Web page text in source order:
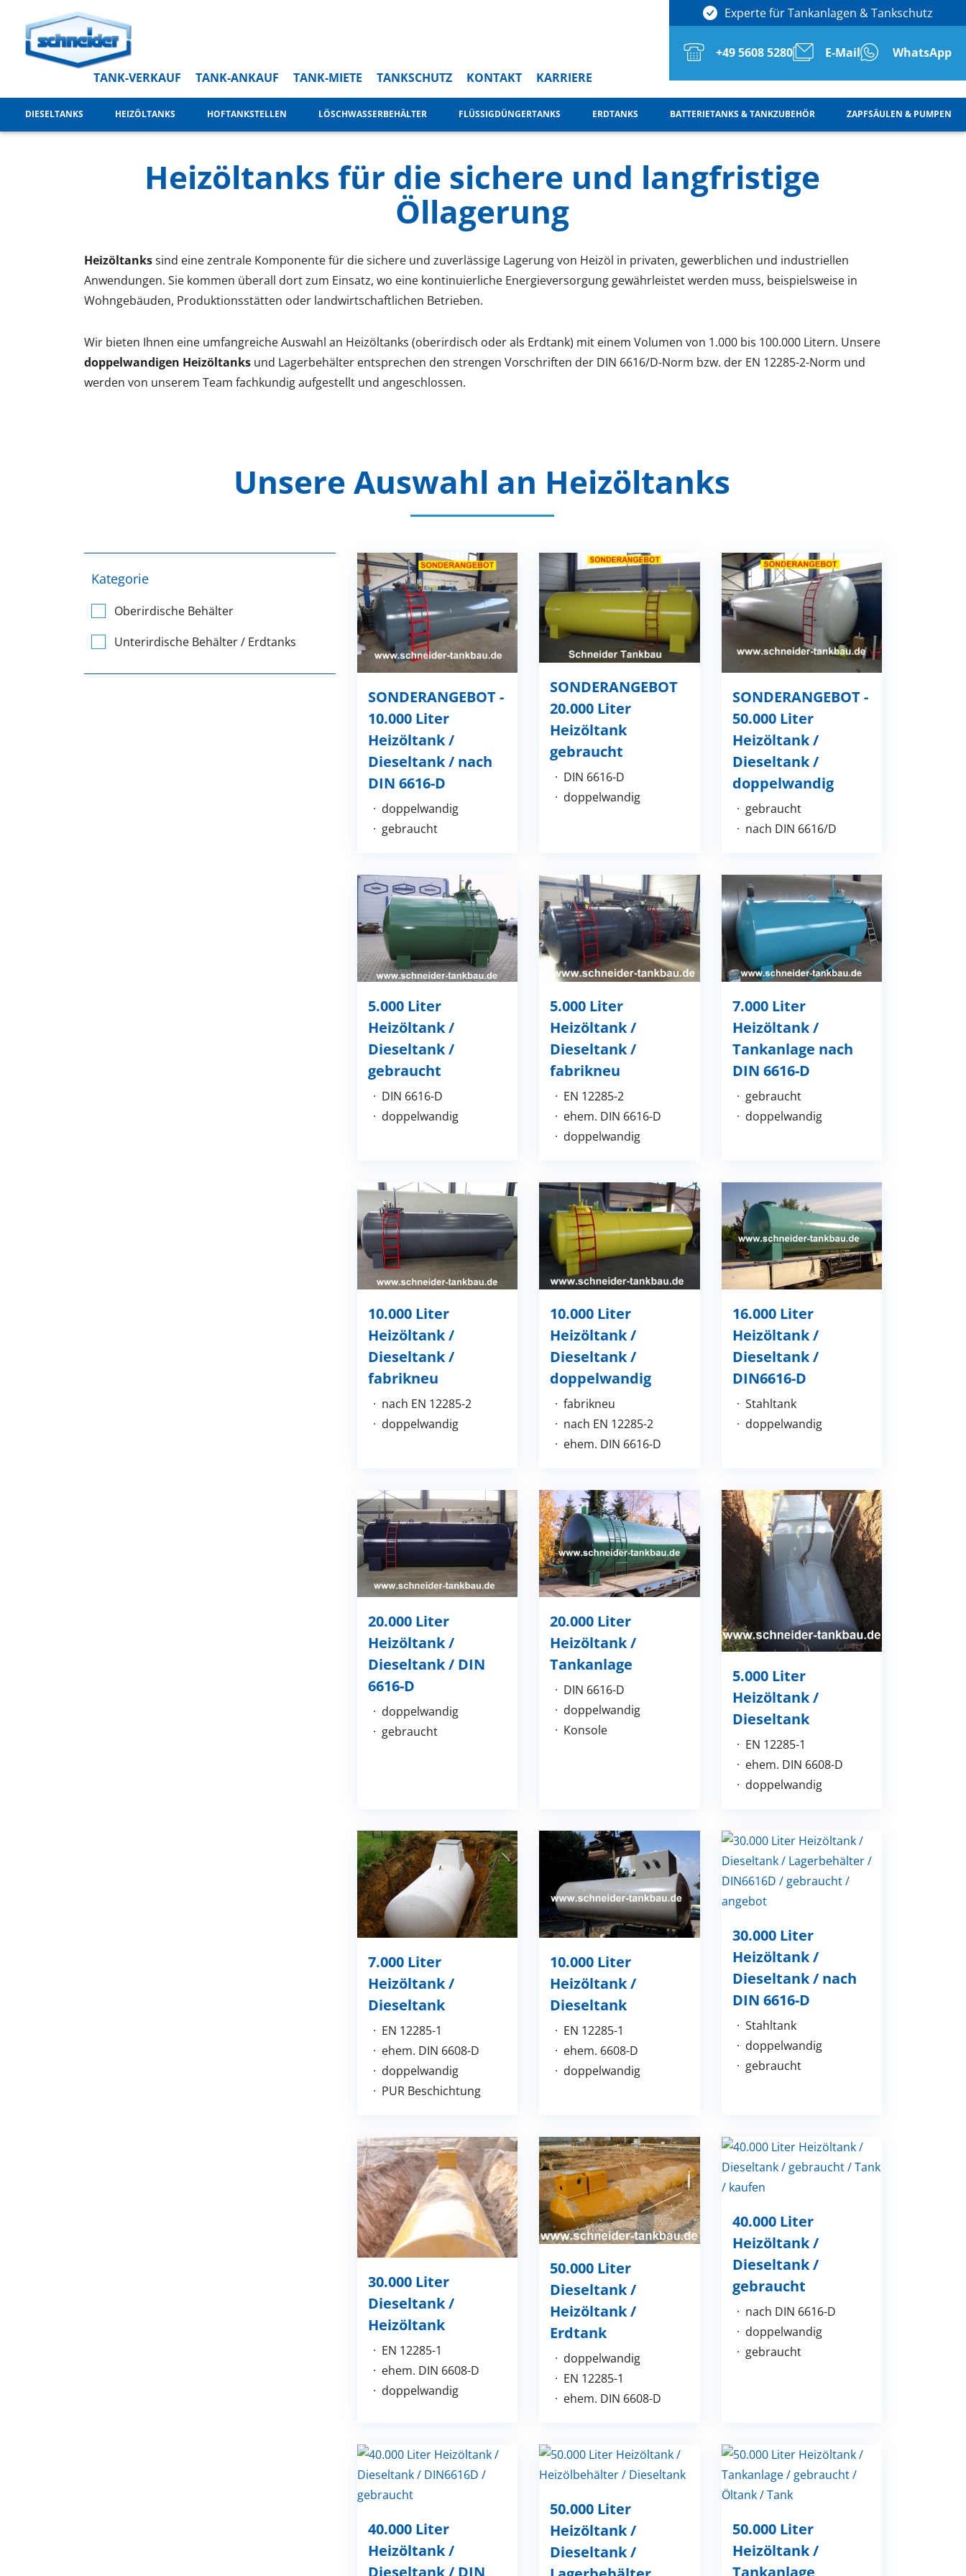
TANK-VERKAUF TANK-ANKAUF TANK-MIETE TANKSCHUTZ KONTAKT KARRIERE
Lieferung nach ganz Europa
+49 5608 5280 E-Mail WhatsApp
DIESELTANKS HEIZÖLTANKS HOFTANKSTELLEN LÖSCHWASSERBEHÄLTER FLÜSSIGDÜNGERTANKS ERDTANKS BATTERIETANKS & TANKZUBEHÖR ZAPFSÄULEN & PUMPEN
Heizöltanks für die sichere und langfristige
Öllagerung
Heizöltankssind eine zentrale Komponente für die sichere und zuverlässige Lagerung von Heizöl in privaten, gewerblichen und industriellen
Anwendungen. Sie kommen überall dort zum Einsatz, wo eine kontinuierliche Energieversorgung gewährleistet werden muss, beispielsweise in
Wohngebäuden, Produktionsstätten oder landwirtschaftlichen Betrieben.
Wir bieten Ihnen eine umfangreiche Auswahl an Heizöltanks (oberirdisch oder als Erdtank) mit einem Volumen von 1.000 bis 100.000 Litern. Unsere
doppelwandigen Heizöltanks und Lagerbehälter entsprechen den strengen Vorschriften der DIN 6616/D-Norm bzw. der EN 12285-2-Norm und
werden von unserem Team fachkundig aufgestellt und angeschlossen.
Unsere Auswahl an Heizöltanks
Kategorie
Oberirdische Behälter
Unterirdische Behälter / Erdtanks
SONDERANGEBOT -
10.000 Liter
Heizöltank /
Dieseltank / nach
DIN 6616-D
doppelwandig
gebraucht
SONDERANGEBOT
20.000 Liter
Heizöltank
gebraucht
DIN 6616-D
doppelwandig
SONDERANGEBOT -
50.000 Liter
Heizöltank /
Dieseltank /
doppelwandig
gebraucht
nach DIN 6616/D
5.000 Liter
Heizöltank /
Dieseltank /
gebraucht
DIN 6616-D
doppelwandig
5.000 Liter
Heizöltank /
Dieseltank /
fabrikneu
EN 12285-2
ehem. DIN 6616-D
doppelwandig
7.000 Liter
Heizöltank /
Tankanlage nach
DIN 6616-D
gebraucht
doppelwandig
10.000 Liter
Heizöltank /
Dieseltank /
fabrikneu
nach EN 12285-2
doppelwandig
10.000 Liter
Heizöltank /
Dieseltank /
doppelwandig
fabrikneu
nach EN 12285-2
ehem. DIN 6616-D
16.000 Liter
Heizöltank /
Dieseltank /
DIN6616-D
Stahltank
doppelwandig
20.000 Liter
Heizöltank /
Dieseltank / DIN
6616-D
doppelwandig
gebraucht
20.000 Liter
Heizöltank /
Tankanlage
DIN 6616-D
doppelwandig
Konsole
5.000 Liter
Heizöltank /
Dieseltank
EN 12285-1
ehem. DIN 6608-D
doppelwandig
7.000 Liter
Heizöltank /
Dieseltank
EN 12285-1
ehem. DIN 6608-D
doppelwandig
PUR Beschichtung
10.000 Liter
Heizöltank /
Dieseltank
EN 12285-1
ehem. 6608-D
doppelwandig
30.000 Liter
Heizöltank /
Dieseltank / nach
DIN 6616-D
Stahltank
doppelwandig
gebraucht
30.000 Liter
Dieseltank /
Heizöltank
EN 12285-1
ehem. DIN 6608-D
doppelwandig
50.000 Liter
Dieseltank /
Heizöltank /
Erdtank
doppelwandig
EN 12285-1
ehem. DIN 6608-D
40.000 Liter
Heizöltank /
Dieseltank /
gebraucht
nach DIN 6616-D
doppelwandig
gebraucht
40.000 Liter
Heizöltank /
Dieseltank / DIN
50.000 Liter
Heizöltank /
Dieseltank /
50.000 Liter
Heizöltank /
Tankanlage